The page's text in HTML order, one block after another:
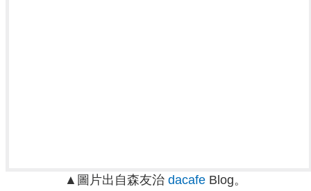
▲圖片出自森友治 dacafe Blog。